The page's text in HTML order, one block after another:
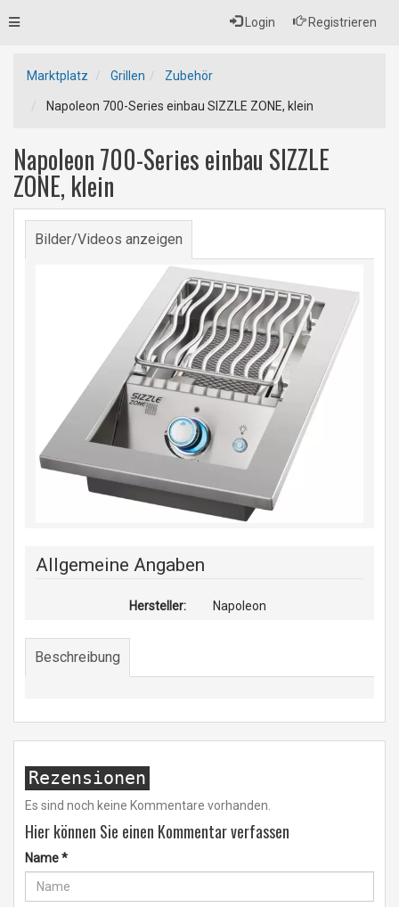
Login Registrieren
Toggle
Marktplatz Grillen Zubehör
Napoleon 700-Series einbau SIZZLE ZONE, klein
Napoleon 700-Series einbau SIZZLE
ZONE, klein
Bilder/Videos anzeigen
Allgemeine Angaben
Hersteller: Napoleon
Beschreibung
Rezensionen
Es sind noch keine Kommentare vorhanden.
Hier können Sie einen Kommentar verfassen
Name*